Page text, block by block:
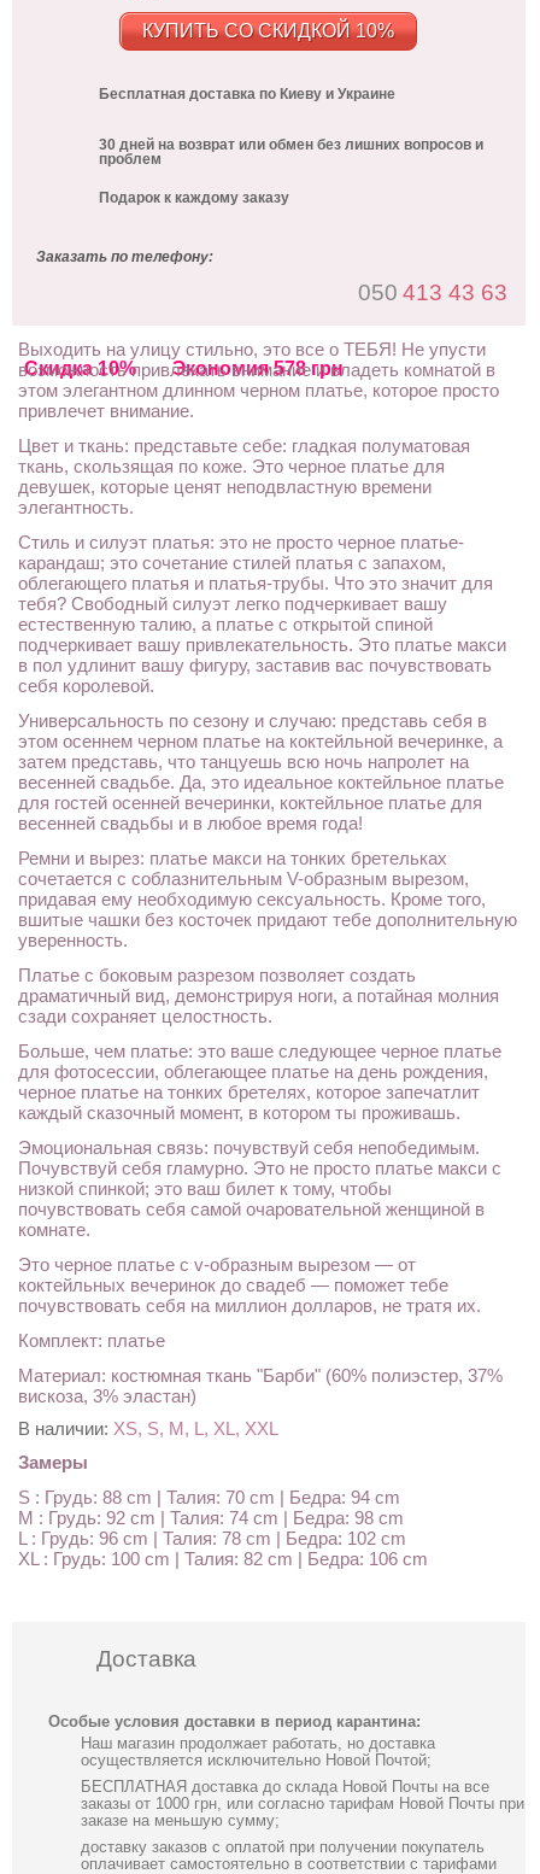
Скидка 10% Экономия 578 грн
КУПИТЬ СО СКИДКОЙ 10%
Бесплатная доставка по Киеву и Украине
30 дней на возврат или обмен без лишних вопросов и
проблем
Подарок к каждому заказу
Заказать по телефону:
050 413 43 63
Выходить на улицу стильно, это все о ТЕБЯ! Не упусти
возможность привлекать внимание и владеть комнатой в
этом элегантном длинном черном платье, которое просто
привлечет внимание.
Цвет и ткань: представьте себе: гладкая полуматовая
ткань, скользящая по коже. Это черное платье для
девушек, которые ценят неподвластную времени
элегантность.
Стиль и силуэт платья: это не просто черное платье-
карандаш; это сочетание стилей платья с запахом,
облегающего платья и платья-трубы. Что это значит для
тебя? Свободный силуэт легко подчеркивает вашу
естественную талию, а платье с открытой спиной
подчеркивает вашу привлекательность. Это платье макси
в пол удлинит вашу фигуру, заставив вас почувствовать
себя королевой.
Универсальность по сезону и случаю: представь себя в
этом осеннем черном платье на коктейльной вечеринке, а
затем представь, что танцуешь всю ночь напролет на
весенней свадьбе. Да, это идеальное коктейльное платье
для гостей осенней вечеринки, коктейльное платье для
весенней свадьбы и в любое время года!
Ремни и вырез: платье макси на тонких бретельках
сочетается с соблазнительным V-образным вырезом,
придавая ему необходимую сексуальность. Кроме того,
вшитые чашки без косточек придают тебе дополнительную
уверенность.
Платье с боковым разрезом позволяет создать
драматичный вид, демонстрируя ноги, а потайная молния
сзади сохраняет целостность.
Больше, чем платье: это ваше следующее черное платье
для фотосессии, облегающее платье на день рождения,
черное платье на тонких бретелях, которое запечатлит
каждый сказочный момент, в котором ты проживашь.
Эмоциональная связь: почувствуй себя непобедимым.
Почувствуй себя гламурно. Это не просто платье макси с
низкой спинкой; это ваш билет к тому, чтобы
почувствовать себя самой очаровательной женщиной в
комнате.
Это черное платье с v-образным вырезом — от
коктейльных вечеринок до свадеб — поможет тебе
почувствовать себя на миллион долларов, не тратя их.
Комплект: платье
Материал: костюмная ткань "Барби" (60% полиэстер, 37%
вискоза, 3% эластан)
В наличии: XS, S, M, L, XL, XXL
Замеры
S : Грудь: 88 cm | Талия: 70 cm | Бедра: 94 cm
M : Грудь: 92 cm | Талия: 74 cm | Бедра: 98 cm
L : Грудь: 96 cm | Талия: 78 cm | Бедра: 102 cm
XL : Грудь: 100 cm | Талия: 82 cm | Бедра: 106 cm
Доставка
Особые условия доставки в период карантина:
Наш магазин продолжает работать, но доставка
осуществляется исключительно Новой Почтой;
БЕСПЛАТНАЯ доставка до склада Новой Почты на все
заказы от 1000 грн, или согласно тарифам Новой Почты при
заказе на меньшую сумму;
доставку заказов с оплатой при получении покупатель
оплачивает самостоятельно в соответствии с тарифами